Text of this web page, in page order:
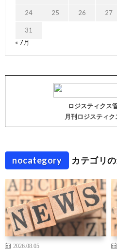
24 25 26 27
31
« 7月
ロジスティクス
月刊ロジスティ
nocategory カテゴリ
2026.08.05